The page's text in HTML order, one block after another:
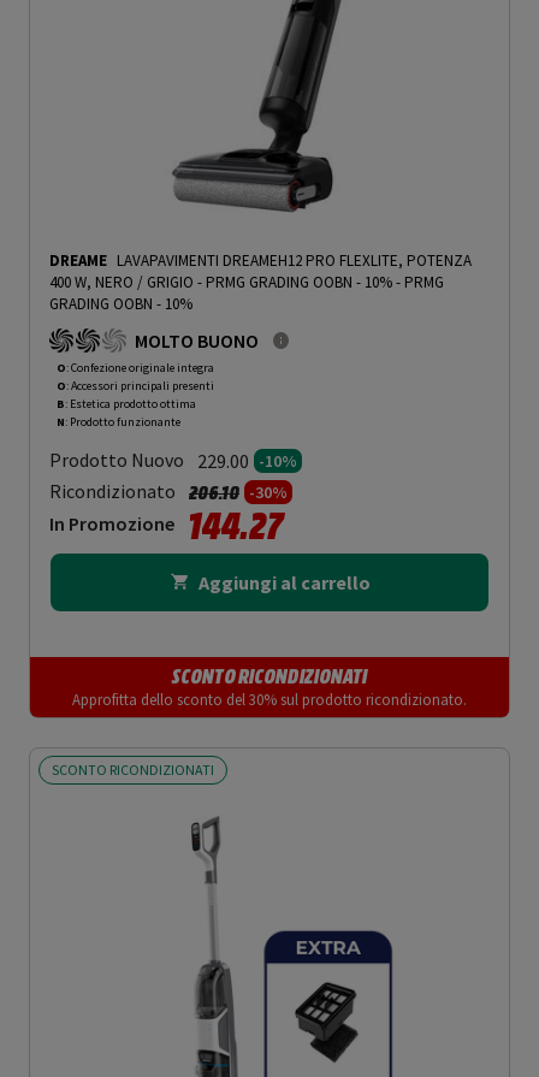
DREAME LAVAPAVIMENTI DREAMEH12 PRO FLEXLITE, POTENZA
400 W, NERO / GRIGIO - PRMG GRADING OOBN - 10%- PRMG
GRADING OOBN - 10%
MOLTO BUONO
O: Confezione originale integra
O: Accessori principali presenti
B: Estetica prodotto ottima
N: Prodotto funzionante
Prodotto Nuovo 229.00 -10%
Ricondizionato Prezzo ridotto da
206.10a-30%
In Promozione 144.27
Aggiungi al carrello
SCONTO RICONDIZIONATI
Approfitta dello sconto del 30% sul prodotto ricondizionato.
SCONTO RICONDIZIONATI